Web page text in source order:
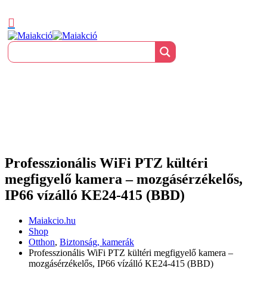
Professzionális WiFi PTZ kültéri
megfigyelő kamera – mozgásérzékelős,
IP66 vízálló KE24-415 (BBD)
Maiakcio.hu
Shop
Otthon, Biztonság, kamerák
Professzionális WiFi PTZ kültéri megfigyelő kamera –
mozgásérzékelős, IP66 vízálló KE24-415 (BBD)